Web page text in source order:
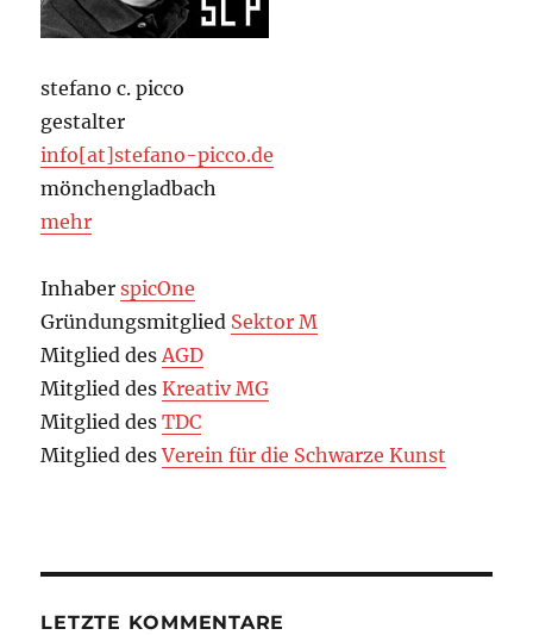
stefano c. picco
gestalter
info[at]stefano-picco.de
mönchengladbach
mehr
InhaberspicOne
Gründungsmitglied Sektor M
Mitglied des AGD
Mitglied desKreativ MG
Mitglied desTDC
Mitglied desVerein für die Schwarze Kunst
LETZTE KOMMENTARE